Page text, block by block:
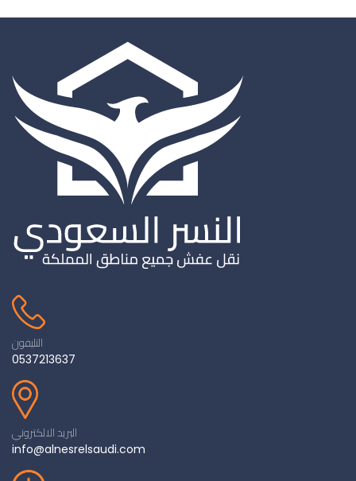
التليفون
0537213637
البريد الالكتروني
info@alnesrelsaudi.com